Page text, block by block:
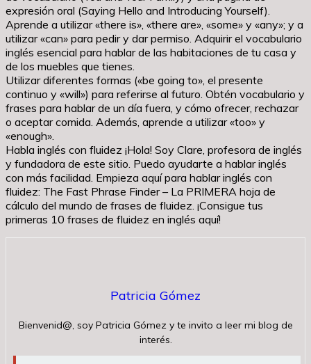
expresión oral (Saying Hello and Introducing Yourself).
Aprende a utilizar «there is», «there are», «some» y «any»; y a
utilizar «can» para pedir y dar permiso. Adquirir el vocabulario
inglés esencial para hablar de las habitaciones de tu casa y
de los muebles que tienes.
Utilizar diferentes formas («be going to», el presente
continuo y «will») para referirse al futuro. Obtén vocabulario y
frases para hablar de un día fuera, y cómo ofrecer, rechazar
o aceptar comida. Además, aprende a utilizar «too» y
«enough».
Habla inglés con fluidez ¡Hola! Soy Clare, profesora de inglés
y fundadora de este sitio. Puedo ayudarte a hablar inglés
con más facilidad. Empieza aquí para hablar inglés con
fluidez: The Fast Phrase Finder – La PRIMERA hoja de
cálculo del mundo de frases de fluidez. ¡Consigue tus
primeras 10 frases de fluidez en inglés aquí!
Patricia Gómez
Bienvenid@, soy Patricia Gómez y te invito a leer mi blog de
interés.